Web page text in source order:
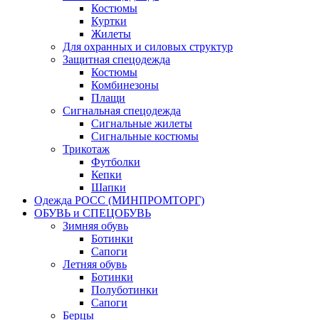
Костюмы
Куртки
Жилеты
Для охранных и силовых структур
Защитная спецодежда
Костюмы
Комбинезоны
Плащи
Сигнальная спецодежда
Сигнальные жилеты
Сигнальные костюмы
Трикотаж
Футболки
Кепки
Шапки
Одежда РОСС (МИНПРОМТОРГ)
ОБУВЬ и СПЕЦОБУВЬ
Зимняя обувь
Ботинки
Сапоги
Летняя обувь
Ботинки
Полуботинки
Сапоги
Берцы